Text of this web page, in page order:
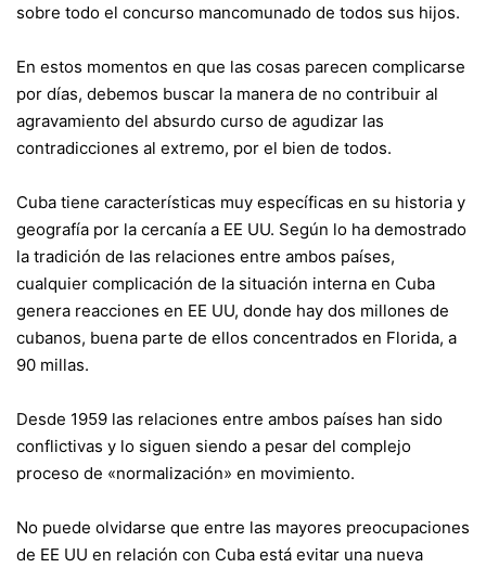
sobre todo el concurso mancomunado de todos sus hijos.
En estos momentos en que las cosas parecen complicarse
por días, debemos buscar la manera de no contribuir al
agravamiento del absurdo curso de agudizar las
contradicciones al extremo, por el bien de todos.
Cuba tiene características muy específicas en su historia y
geografía por la cercanía a EE UU. Según lo ha demostrado
la tradición de las relaciones entre ambos países,
cualquier complicación de la situación interna en Cuba
genera reacciones en EE UU, donde hay dos millones de
cubanos, buena parte de ellos concentrados en Florida, a
90 millas.
Desde 1959 las relaciones entre ambos países han sido
conflictivas y lo siguen siendo a pesar del complejo
proceso de «normalización» en movimiento.
No puede olvidarse que entre las mayores preocupaciones
de EE UU en relación con Cuba está evitar una nueva